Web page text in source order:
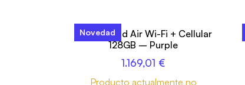
Novedad
13-inch iPad Air Wi-Fi + Cellular
128GB – Purple
1.169,01 €
Producto actualmente no